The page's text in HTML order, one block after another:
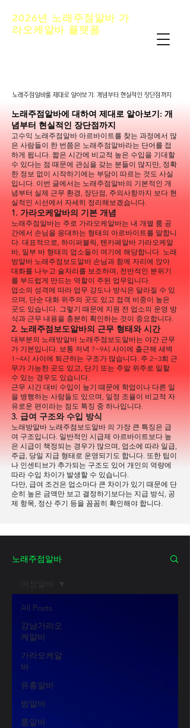
2026년 노래주점알바 가
라오케알바 플랫폼
노래주점알바룰 제대로 알아보기: 개념부터 현실적인 장단점까지
노래주점알바룰 제대로 알아보기: 개념부터 현실적인 장단점까지
노래주점알바에 대하여 제대로 알아보기: 개
념부터 현실적인 장단점까지
고수익 노래주점알바 아르바이트를 찾는 과정에서 많
은 사람들이 한 번쯤은 노래주점알바라는 단어를 접
하게 됩니다. 짧은 시간에 비교적 높은 수입을 기대할
수 있다는 점 때문에 관심을 갖는 분들이 많지만, 정확
한 정보 없이 시작하기에는 부담이 따르는 것도 사실
입니다. 이번 글에서는 노래주점알바의 기본적인 개
념부터 실제 근무 환경, 장단점, 주의사항까지 보다 현
실적인 시선에서 자세히 정리해보겠습니다.
1. 가라오케알바의 기본 개념
노래주점알바는 주로 가라오케알바는 내 개별 룸 공
간에서 손님을 응대하는 형태의 아르바이트를 말합니
다. 대표적으로, 하이퍼블릭, 텐카페알바 가라오케알
바, 일부 바 형태의 업소들이 여기에 해당합니다. 노래
방알바 노래주점보도알바 손님과 함께 자리에 앉아
대화를 나누고 술자리를 보조하며, 전반적인 분위기
를 부드럽게 만드는 역할이 주된 업무입니다.
업소의 성격에 따라 업무 강도나 방식은 달라질 수 있
으며, 단순 대화 위주의 곳도 있고 접객 비중이 높은
곳도 있습니다. 그렇기 때문에 지원 전 업소의 운영 방
식과 근무 내용을 충분히 확인하는 것이 중요합니다.
2. 노래주점보도알바의 근무 형태와 시간
대부분의 노래방알바 노래주점보도알바는 야간 근무
가 기본입니다. 보통 저녁 7~9시 사이에 출근해 새벽
1~4시 사이에 퇴근하는 구조가 많습니다. 주 2~3회 근
무가 가능한 곳도 있고, 단기 또는 주말 위주로 일할
수 있는 경우도 있습니다.
근무 시간 대비 수입이 높기 때문에 학업이나 다른 일
을 병행하는 사람들도 있으며, 일정 조율이 비교적 자
유로운 편이라는 점도 특징 중 하나입니다.
3. 급여 구조와 수입 방식
노래방알바 노래주점보도알바 의 가장 큰 특징은 급
여 구조입니다. 일반적인 시급제 아르바이트보다 높
은 시급이 책정되는 경우가 많으며, 업소에 따라 일급,
주급, 당일 지급 형태로 운영되기도 합니다. 또한 팁이
나 인센티브가 추가되는 구조도 있어 개인의 역량에
따라 수입 차이가 발생할 수 있습니다.
다만, 급여 조건은 업소마다 큰 차이가 있기 때문에 단
순히 높은 금액만 보고 결정하기보다는 지급 방식, 공
제 항목, 정산 주기 등을 꼼꼼히 확인해야 합니다.
노래주점알바
All Posts
강남가라오
케알바
가라오케알
바
유흥알바
밤알바
룸알바